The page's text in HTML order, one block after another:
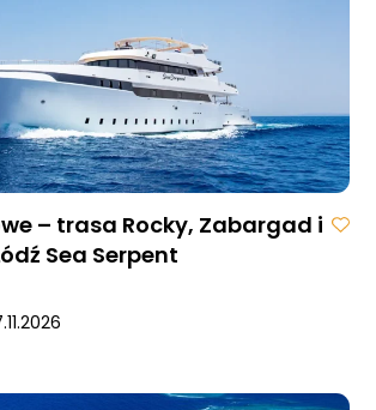
– trasa Rocky, Zabargad i
Sea Serpent